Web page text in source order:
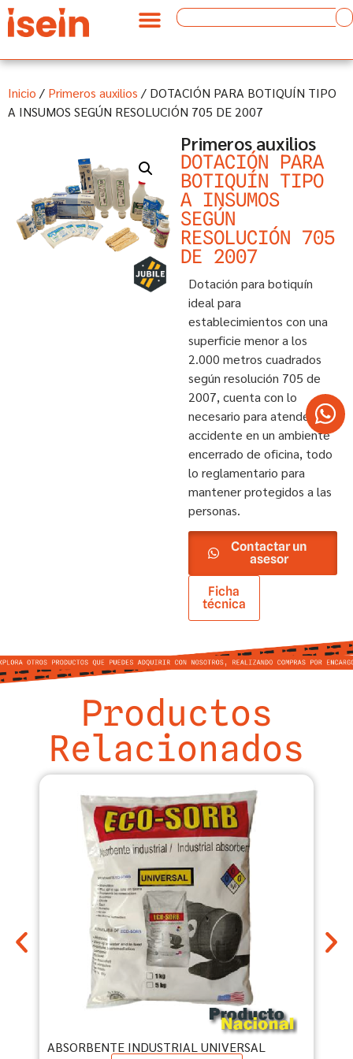
Inicio / Primeros auxilios / DOTACIÓN PARA BOTIQUÍN TIPO
A INSUMOS SEGÚN RESOLUCIÓN 705 DE 2007
Primeros auxilios
DOTACIÓN PARA
BOTIQUÍN TIPO
A INSUMOS
SEGÚN
RESOLUCIÓN 705
DE 2007
Dotación para botiquín
ideal para
establecimientos con una
superficie menor a los
2.000 metros cuadrados
según resolución 705 de
2007, cuenta con lo
necesario para atender un
accidente en un ambiente
encerrado de oficina, todo
lo reglamentario para
mantener protegidos a las
personas.
Contactar un
asesor
Ficha
técnica
Productos
Relacionados
ABSORBENTE INDUSTRIAL UNIVERSAL